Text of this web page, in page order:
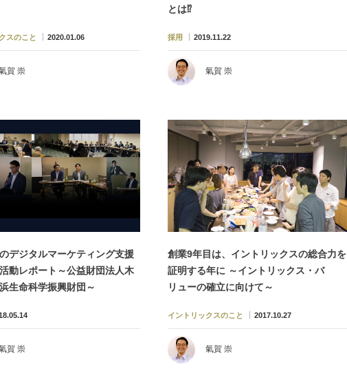
スのこと 2020.01.06
賀 崇
とは⁉
採用 2019.11.22
氣賀 崇
デジタルマーケティング支援
動レポート～公益財団法人木
生命科学振興財団～
賀 崇
創業9年目は、イントリックスの総合力を
証明する年に ～イントリックス・バ
リューの確立に向けて～
イントリックスのこと 2017.10.27
氣賀 崇